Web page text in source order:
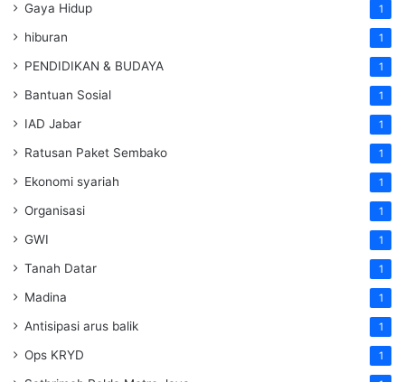
Gaya Hidup 1
hiburan 1
PENDIDIKAN & BUDAYA 1
Bantuan Sosial 1
IAD Jabar 1
Ratusan Paket Sembako 1
Ekonomi syariah 1
Organisasi 1
GWI 1
Tanah Datar 1
Madina 1
Antisipasi arus balik 1
Ops KRYD 1